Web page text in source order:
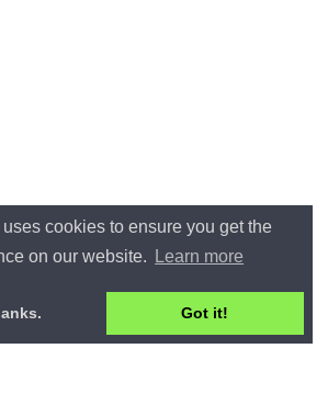
cookies to ensure you get the
on our website.
Learn more
Got it!